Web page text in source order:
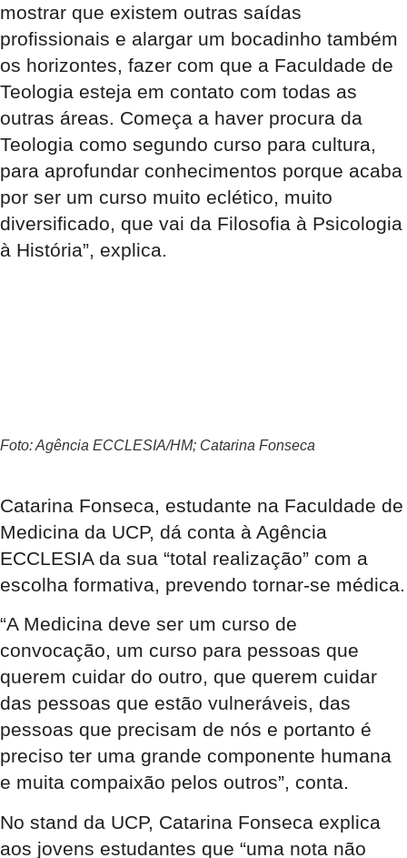
mostrar que existem outras saídas
profissionais e alargar um bocadinho também
os horizontes, fazer com que a Faculdade de
Teologia esteja em contato com todas as
outras áreas. Começa a haver procura da
Teologia como segundo curso para cultura,
para aprofundar conhecimentos porque acaba
por ser um curso muito eclético, muito
diversificado, que vai da Filosofia à Psicologia
à História”, explica.
Foto: Agência ECCLESIA/HM; Catarina Fonseca
Catarina Fonseca, estudante na Faculdade de
Medicina da UCP, dá conta à Agência
ECCLESIA da sua “total realização” com a
escolha formativa, prevendo tornar-se médica.
“A Medicina deve ser um curso de
convocação, um curso para pessoas que
querem cuidar do outro, que querem cuidar
das pessoas que estão vulneráveis, das
pessoas que precisam de nós e portanto é
preciso ter uma grande componente humana
e muita compaixão pelos outros”, conta.
No stand da UCP, Catarina Fonseca explica
aos jovens estudantes que “uma nota não